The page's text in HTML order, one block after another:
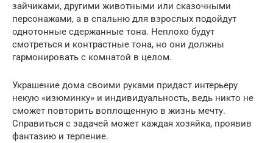
зайчиками, другими животными или сказочными
персонажами, а в спальню для взрослых подойдут
однотонные сдержанные тона. Неплохо будут
смотреться и контрастные тона, но они должны
гармонировать с комнатой в целом.
Украшение дома своими руками придаст интерьеру
некую «изюминку» и индивидуальность, ведь никто не
сможет повторить воплощенную в жизнь мечту.
Справиться с задачей может каждая хозяйка, проявив
фантазию и терпение.